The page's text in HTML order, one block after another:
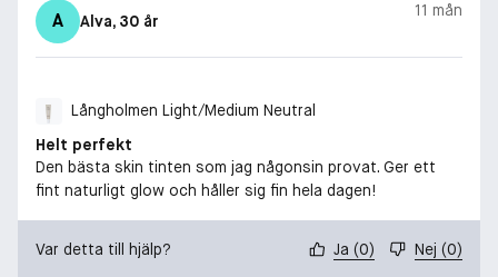
A Alva, 30 år
11 mån
Långholmen Light/Medium Neutral
Helt perfekt
Den bästa skin tinten som jag någonsin provat. Ger ett
fint naturligt glow och håller sig fin hela dagen!
Var detta till hjälp? Ja (0) Nej (0)